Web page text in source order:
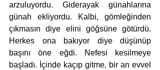
arzuluyordu. Giderayak günahlarına
günah ekliyordu. Kalbi, gömleğinden
çıkmasın diye elini göğsüne götürdü.
Herkes ona bakıyor diye düşünüp
başını öne eğdi. Nefesi kesilmeye
başladı. İçinde kaçıp gitme, bir an evvel